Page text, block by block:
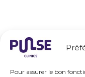
Pour assurer le bon